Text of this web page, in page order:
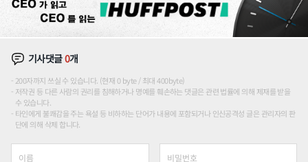
기사댓글0개
200자까지 쓰실 수 있습니다. (현재 0 byte / 최대 400byte)
저작권 등 다른 사람의 권리를 침해하거나 명예를 훼손하는 댓글은 관련 법률에 의해 제재를 받을
수 있습니다.
타인에게 불쾌감을 주는 욕설 등 비하하는 단어가 내용에 포함되거나 인신공격성 글은 관리자의 판
단에 의해 삭제 합니다.